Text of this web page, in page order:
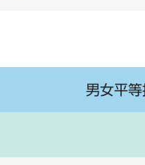
男女平